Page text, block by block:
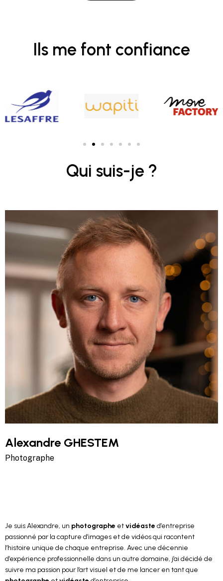
Ils me font confiance
Qui suis-je ?
Alexandre GHESTEM
Photographe
Je suis Alexandre, un photographe etvidéaste d’entreprise
passionné par la capture d’images et de vidéos qui racontent
l’histoire unique de chaque entreprise. Avec une décennie
d’expérience professionnelle dans un autre domaine, j’ai décidé de
suivre ma passion pour l’art visuel et de me lancer en tant que